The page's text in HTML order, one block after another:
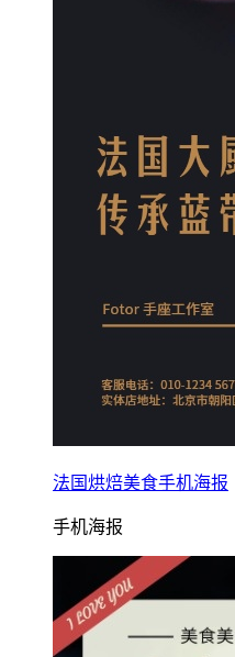
法国烘焙美食手机海报
手机海报